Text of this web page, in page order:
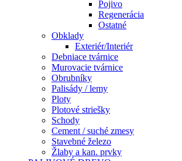
Pojivo
Regenerácia
Ostatné
Obklady
Exteriér/Interiér
Debniace tvárnice
Murovacie tvárnice
Obrubníky
Palisády / lemy
Ploty
Plotové striešky
Schody
Cement / suché zmesy
Stavebné železo
Žlaby a kan. prvky